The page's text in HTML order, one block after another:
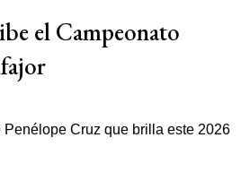
el Campeonato